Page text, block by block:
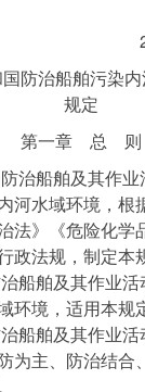
其他防治船舶污染
规定
第一章 总 则
船舶及其作业
河水域环境，根
法》《危险化学
政法规，制定本
舶及其作业活
环境，适用本规
舶及其作业活
为主、防治结合